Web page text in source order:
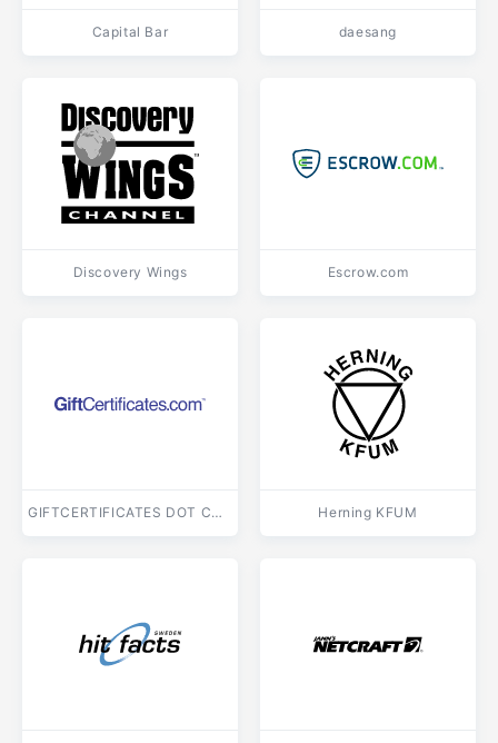
Capital Bar daesang
Discovery Wings Escrow.com
GIFTCERTIFICATES DOT COM Herning KFUM